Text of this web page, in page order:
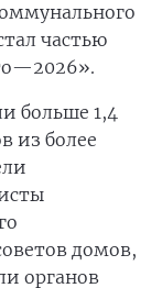
частью
больше 1,4
из более
домов,
органов